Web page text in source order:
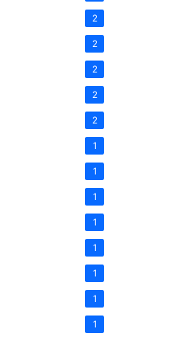
2
2
2
2
2
1
1
1
1
1
1
1
1